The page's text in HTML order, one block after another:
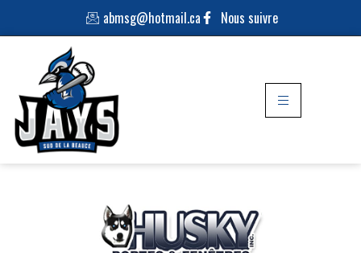
abmsg@hotmail.ca Nous suivre